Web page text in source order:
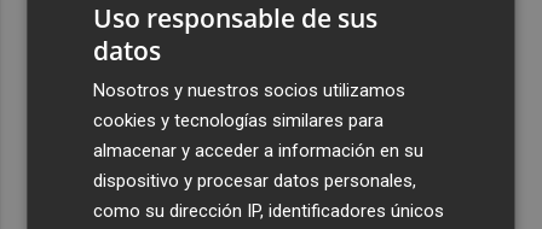
con cinco días de actividades
El coste de la vivienda: 1.338 € netos al mes, el salario
mínimo para poder comprar una vivienda en Castellón
Uso responsable de sus
datos
Nosotros y nuestros socios utilizamos
cookies y tecnologías similares para
almacenar y acceder a información en su
dispositivo y procesar datos personales,
como su dirección IP, identificadores únicos